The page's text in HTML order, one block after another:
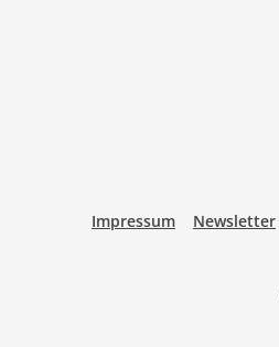
Impressum Newsletter